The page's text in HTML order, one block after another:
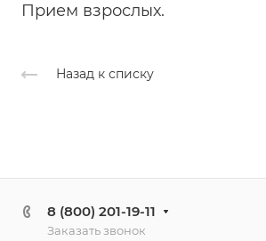
Прием взрослых.
Назад к списку
8 (800) 201-19-11
Заказать звонок